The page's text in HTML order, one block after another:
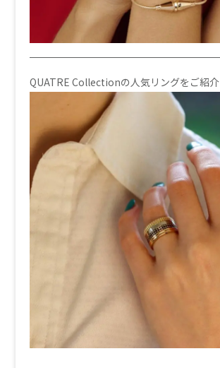
QUATRE Collectionの人気リングをご紹介